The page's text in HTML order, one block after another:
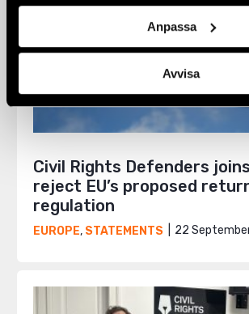
Anpassa
Avvisa
Civil Rights Defenders
reject EU’s proposed
regulation
EUROPE, STATEMENTS 22